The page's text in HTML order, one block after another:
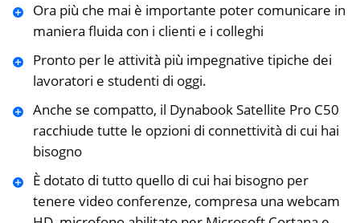
Ora più che mai è importante poter comunicare in
maniera fluida con i clienti e i colleghi
Pronto per le attività più impegnative tipiche dei
lavoratori e studenti di oggi.
Anche se compatto, il Dynabook Satellite Pro C50
racchiude tutte le opzioni di connettività di cui hai
bisogno
È dotato di tutto quello di cui hai bisogno per
tenere video conferenze, compresa una webcam